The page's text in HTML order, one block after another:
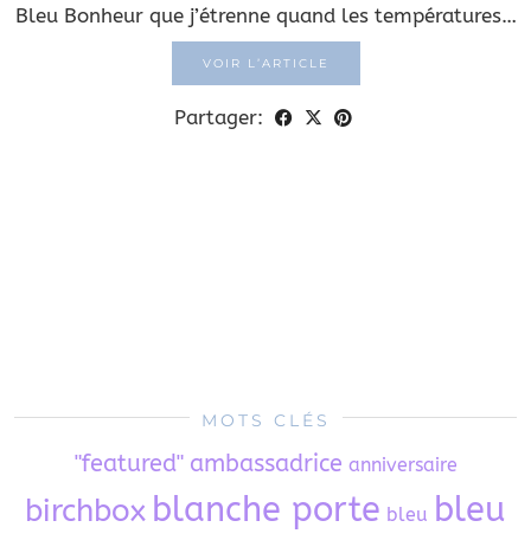
Bleu Bonheur que j’étrenne quand les températures…
VOIR L’ARTICLE
Partager:
MOTS CLÉS
"featured" ambassadrice anniversaire
birchbox blanche porte bleu bleu